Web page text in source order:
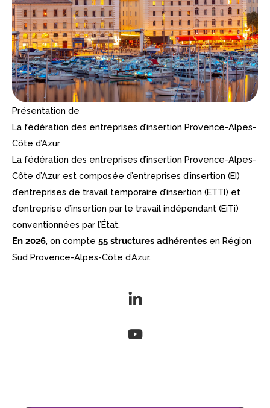
Présentation de
La fédération des entreprises d’insertion Provence-Alpes-
Côte d’Azur
La fédération des entreprises d’insertion Provence-Alpes-
Côte d’Azur est composée d’entreprises d’insertion (EI)
d’entreprises de travail temporaire d’insertion (ETTI) et
d’entreprise d’insertion par le travail indépendant (EiTi)
conventionnées par l’État.
En 2026, on compte 55 structures adhérentes en Région
Sud Provence-Alpes-Côte d’Azur.